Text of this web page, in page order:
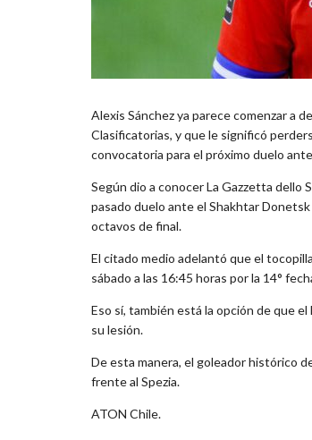
Alexis Sánchez ya parece comenzar a
Clasificatorias, y que le significó
convocatoria para el próximo duelo
Según dio a conocer La Gazzetta
pasado duelo ante el Shakhtar
octavos de final.
El citado medio adelantó que el
sábado a las 16:45 horas por la 14°
Eso sí, también está la opción de que
su lesión.
De esta manera, el goleador histórico
frente al Spezia.
ATON Chile.